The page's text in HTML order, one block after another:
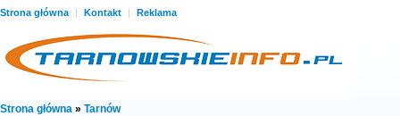
Strona główna | Kontakt | Reklama
Strona główna » Tarnów